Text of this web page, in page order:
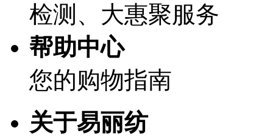
检测、大惠聚服务
帮助中心
您的购物指南
关于易丽纺